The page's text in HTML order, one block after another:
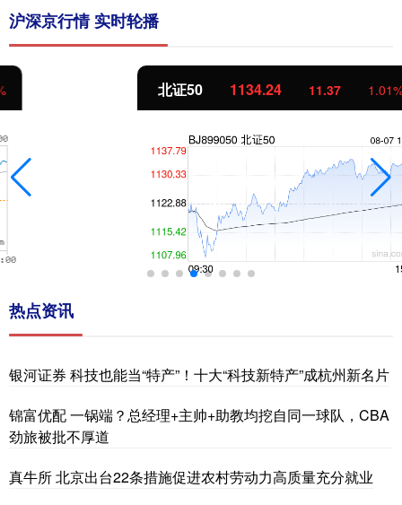
沪深京行情 实时轮播
1134.24 11.37 1.01%
热点资讯
银河证券 科技也能当“特产”！十大“科技新特产”成杭州新名片
锦富优配 一锅端？总经理+主帅+助教均挖自同一球队，CBA
劲旅被批不厚道
真牛所 北京出台22条措施促进农村劳动力高质量充分就业